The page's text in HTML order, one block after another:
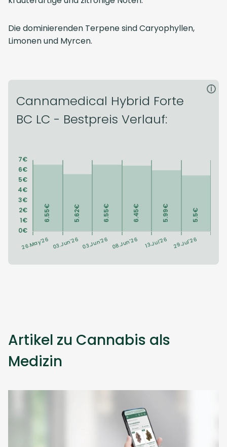
Die dominierenden Terpene sind Caryophyllen,
Limonen und Myrcen.
Cannamedical Hybrid Forte
BC LC - Bestpreis Verlauf:
i
Artikel zu Cannabis als
Medizin